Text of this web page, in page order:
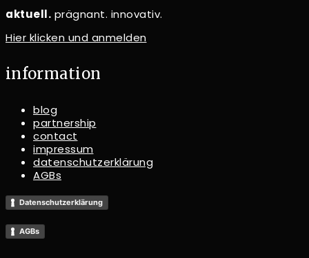
aktuell. prägnant. innovativ.
Hier klicken und anmelden
information
blog
partnership
contact
impressum
datenschutzerklärung
AGBs
Datenschutzerklärung
AGBs